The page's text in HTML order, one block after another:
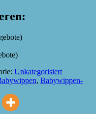
Unkategorisiert
, Babywippen-